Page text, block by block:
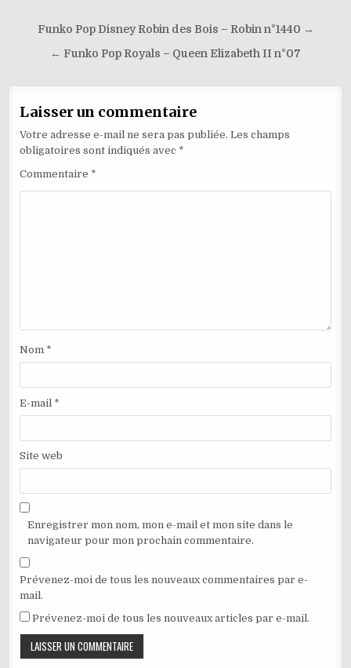
Navigation
Funko Pop Disney Robin des Bois – Robin n°1440 →
← Funko Pop Royals – Queen Elizabeth II n°07
Laisser un commentaire
Votre adresse e-mail ne sera pas publiée. Les champs
obligatoires sont indiqués avec *
Commentaire *
Nom *
E-mail *
Site web
Enregistrer mon nom, mon e-mail et mon site dans le
navigateur pour mon prochain commentaire.
Prévenez-moi de tous les nouveaux commentaires par e-
mail.
Prévenez-moi de tous les nouveaux articles par e-mail.